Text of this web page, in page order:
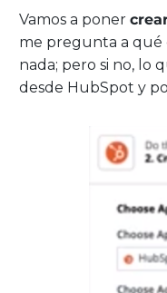
Vamos a poner
me pregunta a qué
nada; pero si no, lo
desde HubSpot y